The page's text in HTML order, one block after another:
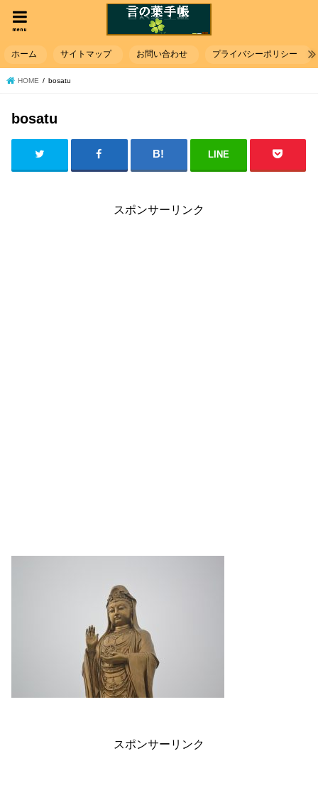
menu
ホーム サイトマップ お問い合わせ プライバシーポリシー
HOME bosatu
bosatu
LINE
スポンサーリンク
スポンサーリンク